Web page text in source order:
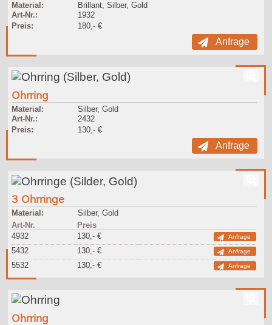
Material:
Brillant, Silber, Gold
Art-Nr.:
1932
Preis:
180,- €
Anfrage
Ohrring
Material:
Silber, Gold
Art-Nr.:
2432
Preis:
130,- €
Anfrage
3 Ohrringe
Material:
Silber, Gold
Art-Nr.
Preis
4932
130,- € Anfrage
5432 130,- € Anfrage
5532 130,- € Anfrage
Ohrring